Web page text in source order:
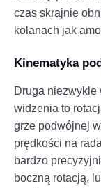
czas skrajnie
kolanach jak
Kinematyka
Druga niezwykle
widzenia to
grze podwójnej
prędkości na
bardzo
boczną rotacją,